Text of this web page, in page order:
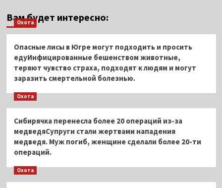
Вам будет интересно:
Охота
Опасные лисы в Югре могут подходить и просить
едуИнфицированные бешенством животные,
теряют чувство страха, подходят к людям и могут
заразить смертельной болезнью.
Охота
Сибирячка перенесла более 20 операций из-за
медведяСупруги стали жертвами нападения
медведя. Муж погиб, женщине сделали более 20-ти
операций.
Охота